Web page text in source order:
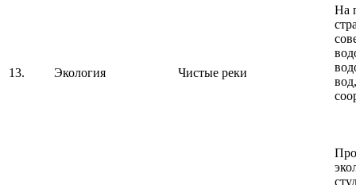
13. Экология Чистые реки
На